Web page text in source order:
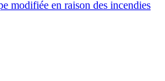
modifiée en raison des incendies